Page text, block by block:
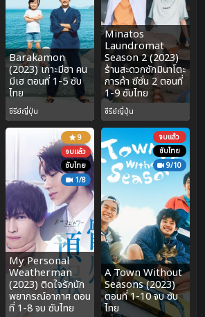
Barakamon
(2023) เกาะมีฮา คน
มีเฮ ตอนที่ 1-5 ซับ
ไทย
ซีรีย์ญี่ปุ่น
Minatos
Laundromat
Season 2 (2023)
ร้านสะดวกซักมินาโตะ
การค้า ซีซั่น 2 ตอนที่
1-9 ซับไทย
ซีรีย์ญี่ปุ่น
9
จบแล้ว
ซับไทย
1/8
My Personal
Weatherman
(2023) ติดใจรักนัก
พยากรณ์อากาศ ตอน
ที่ 1-8 จบ ซับไทย
จบแล้ว
ซับไทย
9/10
A Town Without
Seasons (2023)
ตอนที่ 1-10 จบ ซับ
ไทย